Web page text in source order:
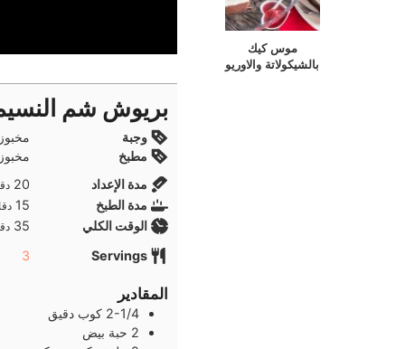
موس كيك
بالشيكولاتة والاوريو
بريوش شم
وجبة
مطبخ
مدة الإعداد
20
مدة الطبخ 15
الوقت الكلي 35
Servings
3
المقادير
2-1/4 كوب دقيق
2 حبة بيض